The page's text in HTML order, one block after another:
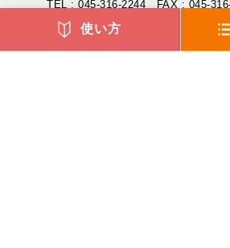
TEL : 045-316-2244 FAX : 045-
神奈川県情報サービス産業協会（神情協
使い方